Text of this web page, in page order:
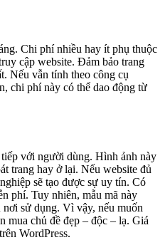
Chi phí nhiều hay ít phụ thuộc
cập website. Đảm bảo trang
Nếu vẫn tính theo công cụ
chi phí này có thể dao động từ
với người dùng. Hình ảnh này
trang hay ở lại. Nếu website đủ
sẽ tạo được sự uy tín. Có
phí. Tuy nhiên, mẫu mã này
sử dụng. Vì vậy, nếu muốn
mua chủ đề đẹp – độc – lạ. Giá
WordPress.